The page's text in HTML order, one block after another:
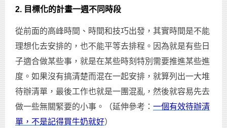
2. 目標化的計畫一週不同時段
從前面的高峰時間、時間和技巧出發，其實時間是不能
理想化去安排的，也不能平等去排程。因為就是有些日
子適合做某些事，就是在某些時刻特別需要推進某些進
度。如果沒有搞清楚而混在一起安排，就算列出一大堆
待辦清單，最後工作也就是一團混亂，然後就容易先去
做一些無關緊要的小事。（延伸參考： 一個有效待辦清
單，不是記得買牛奶就好）